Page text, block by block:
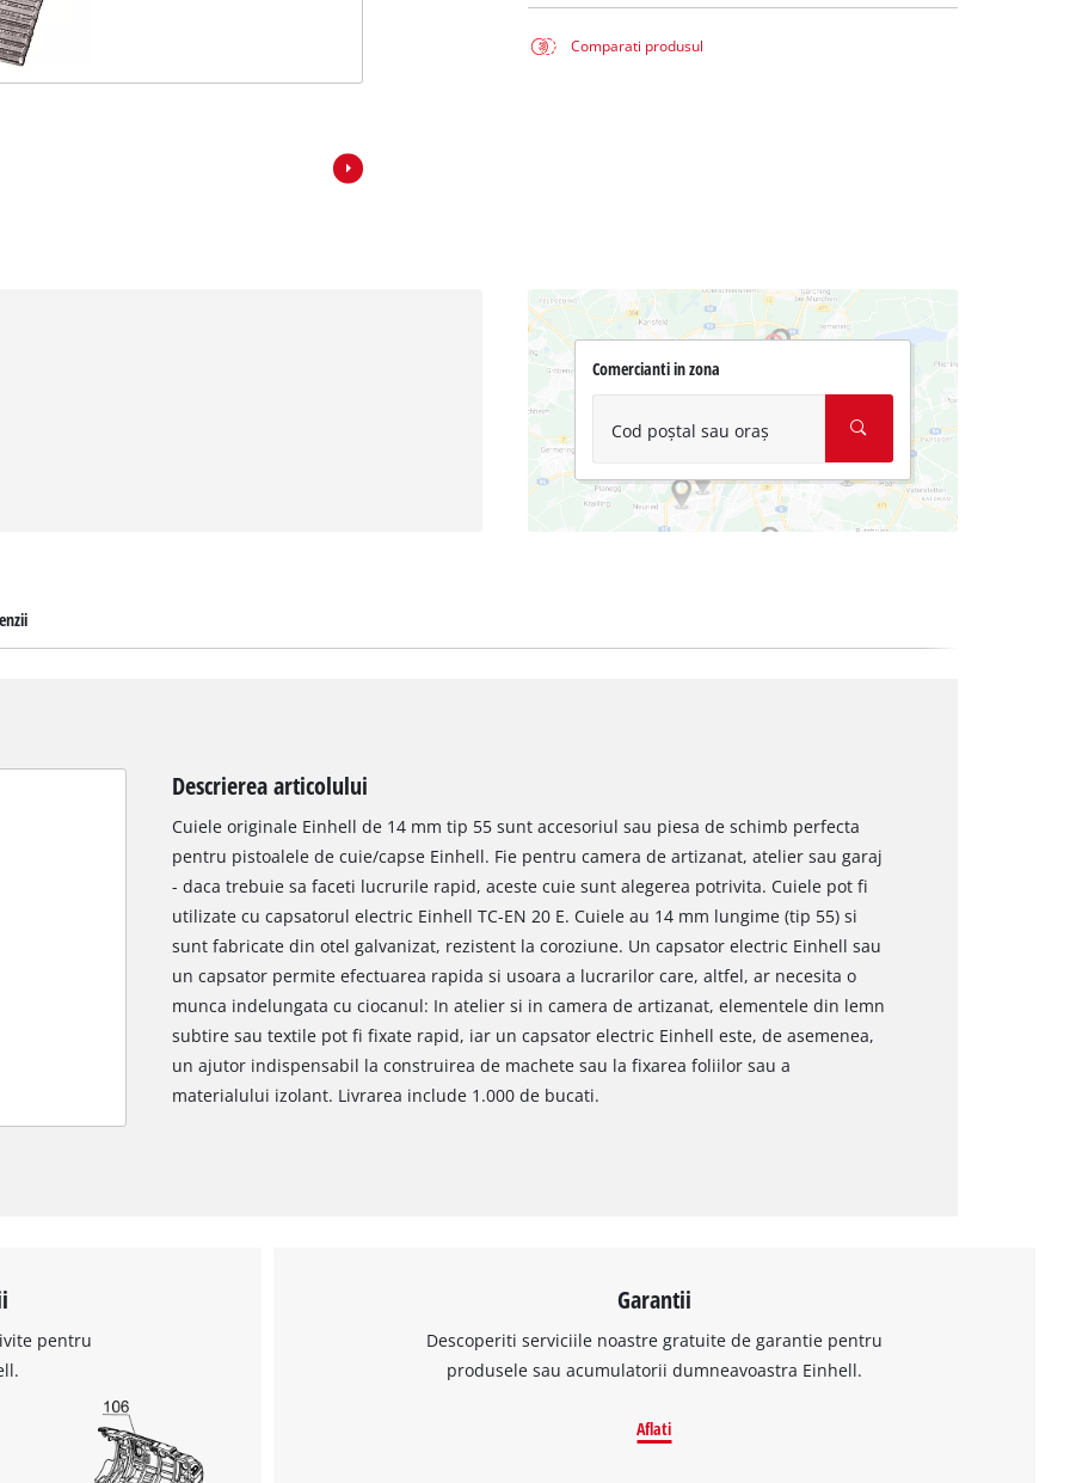
Comparati produsul
Comercianti in zona
Cod poștal sau oraș
Avem nevoie de acordul dvs. pentru a
incarca serviciul Google Maps!
Descrierea articolului
Cuiele originale Einhell de 14 mm tip 55 sunt accesoriul sau piesa de schimb perfecta
pentru pistoalele de cuie/capse Einhell. Fie pentru camera de artizanat, atelier sau garaj
- daca trebuie sa faceti lucrurile rapid, aceste cuie sunt alegerea potrivita. Cuiele pot fi
utilizate cu capsatorul electric Einhell TC-EN 20 E. Cuiele au 14 mm lungime (tip 55) si
sunt fabricate din otel galvanizat, rezistent la coroziune. Un capsator electric Einhell sau
un capsator permite efectuarea rapida si usoara a lucrarilor care, altfel, ar necesita o
munca indelungata cu ciocanul: In atelier si in camera de artizanat, elementele din lemn
subtire sau textile pot fi fixate rapid, iar un capsator electric Einhell este, de asemenea,
un ajutor indispensabil la construirea de machete sau la fixarea foliilor sau a
materialului izolant. Livrarea include 1.000 de bucati.
pentru
Garantii
Descoperiti serviciile noastre gratuite de garantie pentru
produsele sau acumulatorii dumneavoastra Einhell.
Aflati